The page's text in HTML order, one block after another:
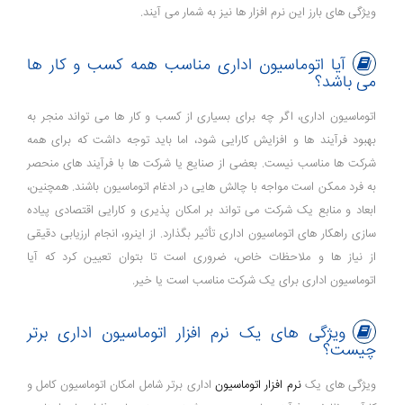
ویژگی‌ های بارز این نرم ‌افزار ها نیز به شمار می ‌آیند.
آیا اتوماسیون اداری مناسب همه کسب و کار ها
می باشد؟
اتوماسیون اداری، اگر چه برای بسیاری از کسب و کار ها می ‌تواند منجر به
بهبود فرآیند ها و افزایش کارایی شود، اما باید توجه داشت که برای همه
شرکت ‌ها مناسب نیست. بعضی از صنایع یا شرکت ‌ها با فرآیند های منحصر
به فرد ممکن است مواجه با چالش ‌هایی در ادغام اتوماسیون باشند. همچنین،
ابعاد و منابع یک شرکت می ‌تواند بر امکان ‌پذیری و کارایی اقتصادی پیاده
‌سازی راهکار های اتوماسیون اداری تأثیر بگذارد. از اینرو، انجام ارزیابی دقیقی
از نیاز ها و ملاحظات خاص، ضروری است تا بتوان تعیین کرد که آیا
اتوماسیون اداری برای یک شرکت مناسب است یا خیر.
ویژگی های یک نرم افزار اتوماسیون اداری برتر
چیست؟
ویژگی ‌های یکنرم‌ افزار اتوماسیون اداری برتر شامل امکان اتوماسیون کامل و